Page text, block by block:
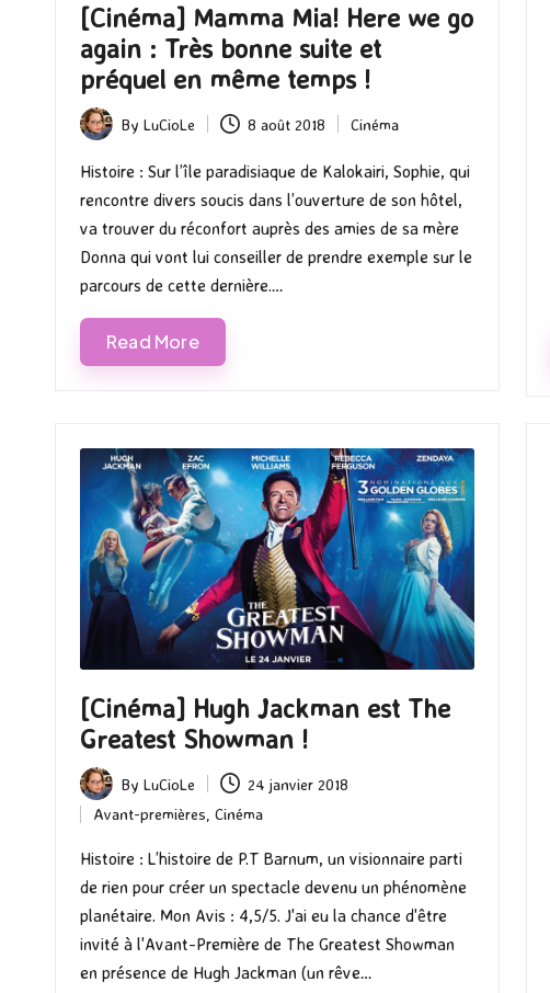
[Cinéma] Mamma Mia! Here we go
again : Très bonne suite et
préquel en même temps !
Posted
by
By LuCioLe 8 août 2018
Posted
in
Cinéma
Histoire : Sur l’île paradisiaque de Kalokairi, Sophie, qui
rencontre divers soucis dans l’ouverture de son hôtel,
va trouver du réconfort auprès des amies de sa mère
Donna qui vont lui conseiller de prendre exemple sur le
parcours de cette dernière.…
Read More
[Cinéma] Hugh Jackman est The
Greatest Showman !
Posted
by
By LuCioLe 24 janvier 2018
Posted
in
Avant-premières Cinéma
Histoire : L’histoire de P.T Barnum, un visionnaire parti
de rien pour créer un spectacle devenu un phénomène
planétaire. Mon Avis : 4,5/5. J'ai eu la chance d'être
invité à l'Avant-Première de The Greatest Showman
en présence de Hugh Jackman (un rêve…